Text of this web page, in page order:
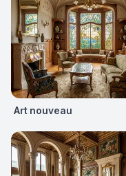
Art nouveau